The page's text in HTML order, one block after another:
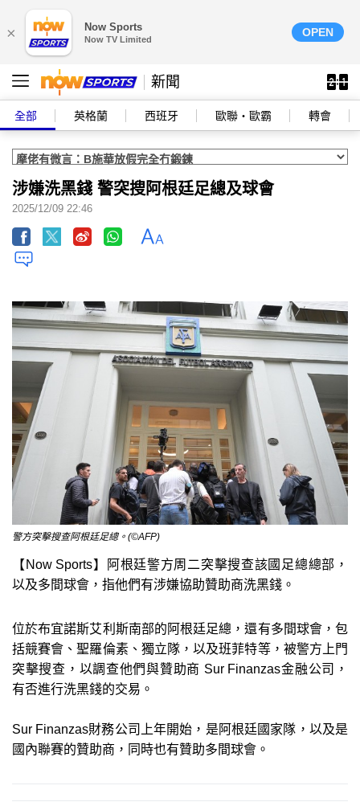
× Now Sports
Now TV Limited
OPEN
新聞
全部 英格蘭 西班牙 歐聯‧歐霸 轉會
涉嫌洗黑錢 警突搜阿根廷足總及球會
2025/12/09 22:46
警方突擊搜查阿根廷足總。(©AFP)
【Now Sports】阿根廷警方周二突擊搜查該國足總總部，
以及多間球會，指他們有涉嫌協助贊助商洗黑錢。
位於布宜諾斯艾利斯南部的阿根廷足總，還有多間球會，包
括競賽會、聖羅倫素、獨立隊，以及班菲特等，被警方上門
突擊搜查，以調查他們與贊助商 Sur Finanzas金融公司，
有否進行洗黑錢的交易。
Sur Finanzas財務公司上年開始，是阿根廷國家隊，以及是
國內聯賽的贊助商，同時也有贊助多間球會。